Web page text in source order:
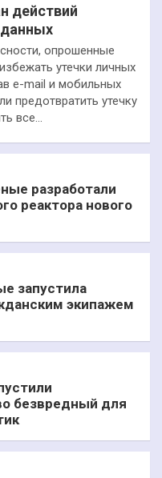
действий
опрошенные
утечки личных
e-mail и мобильных
предотвратить утечку
все…
разработали
реактора нового
запустила
экипажем
безвредный для